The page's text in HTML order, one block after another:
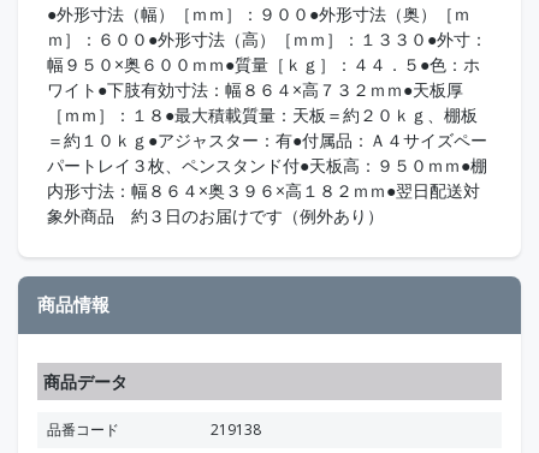
●外形寸法（幅）［ｍｍ］：９００●外形寸法（奥）［ｍ
ｍ］：６００●外形寸法（高）［ｍｍ］：１３３０●外寸：
幅９５０×奥６００ｍｍ●質量［ｋｇ］：４４．５●色：ホ
ワイト●下肢有効寸法：幅８６４×高７３２ｍｍ●天板厚
［ｍｍ］：１８●最大積載質量：天板＝約２０ｋｇ、棚板
＝約１０ｋｇ●アジャスター：有●付属品：Ａ４サイズペー
パートレイ３枚、ペンスタンド付●天板高：９５０ｍｍ●棚
内形寸法：幅８６４×奥３９６×高１８２ｍｍ●翌日配送対
象外商品 約３日のお届けです（例外あり）
商品情報
商品データ
品番コード
219138